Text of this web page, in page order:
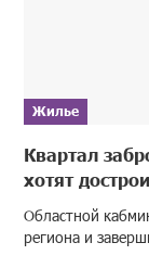
Жилье
Квартал
хотят
Областной
региона и